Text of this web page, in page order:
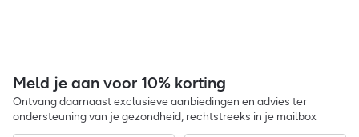
Meld je aan voor 10% korting
Ontvang daarnaast exclusieve aanbiedingen en advies ter
ondersteuning van je gezondheid, rechtstreeks in je mailbox